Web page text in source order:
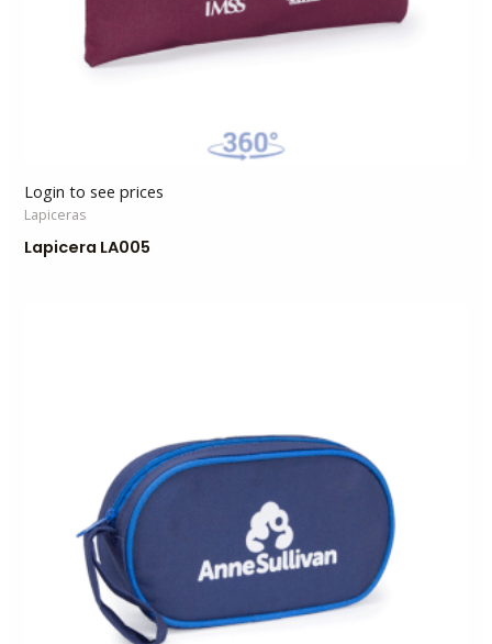
Login to see prices
Lapiceras
Lapicera LA005